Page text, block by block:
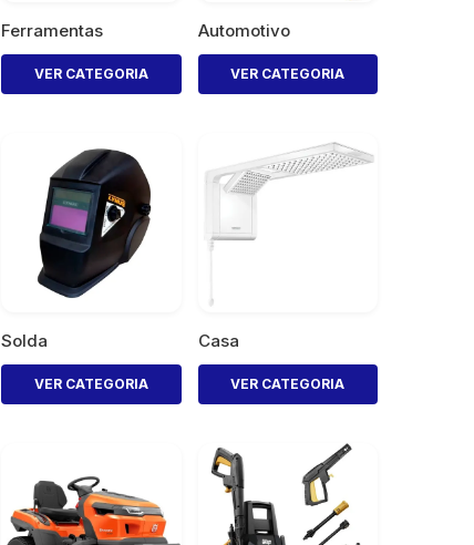
Ferramentas
VER CATEGORIA
Automotivo
VER CATEGORIA
Solda
VER CATEGORIA
Casa
VER CATEGORIA